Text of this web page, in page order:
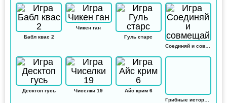
Бабл квас 2
Чикен ган
Гуль старс
Соединяй и совмещай
Десктоп гусь Чиселки 19
Айс крим 6
Грибные истории: Кликер